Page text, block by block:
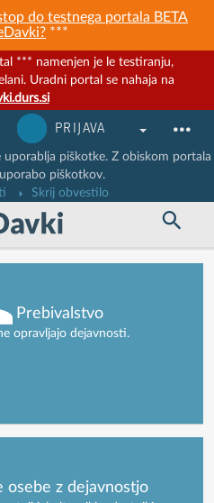
do testnega portala BETA
***
*** namenjen je le testiranju,
Uradni portal se nahaja na
PRIJAVA
piškotke. Z obiskom portala
piškotkov.
Skrij obvestilo
Prebivalstvo
opravljajo dejavnosti.
osebe z dejavnostjo